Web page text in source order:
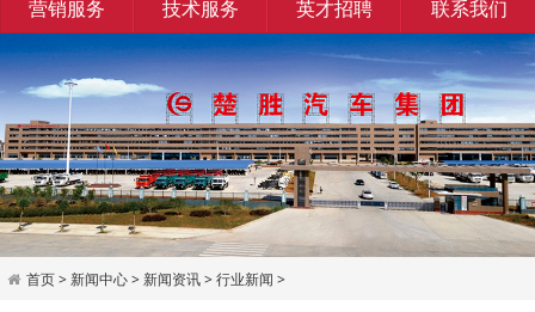
营销服务
技术服务 英才招聘 联系我们
首页> 新闻中心> 新闻资讯>行业新闻 >